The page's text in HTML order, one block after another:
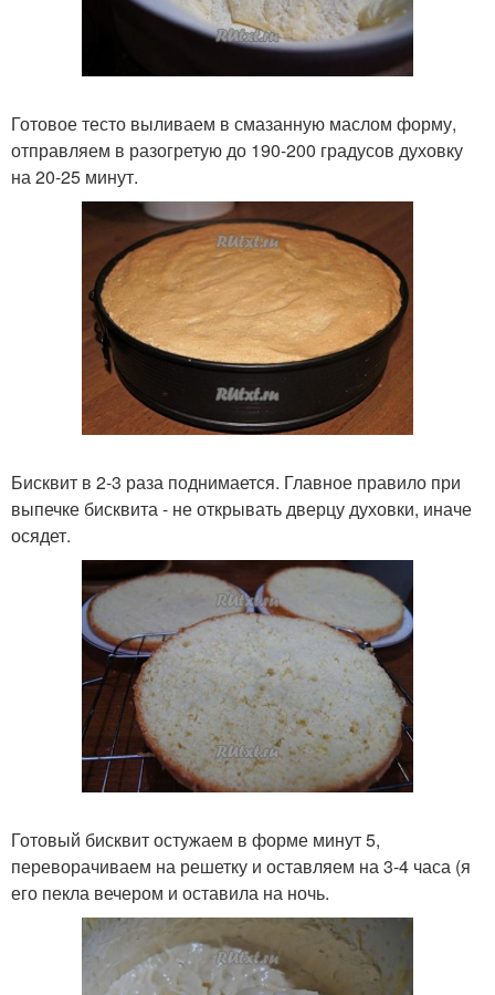
Готовое тесто выливаем в смазанную маслом форму,
отправляем в разогретую до 190-200 градусов духовку
на 20-25 минут.
Бисквит в 2-3 раза поднимается. Главное правило при
выпечке бисквита - не открывать дверцу духовки, иначе
осядет.
Готовый бисквит остужаем в форме минут 5,
переворачиваем на решетку и оставляем на 3-4 часа (я
его пекла вечером и оставила на ночь.